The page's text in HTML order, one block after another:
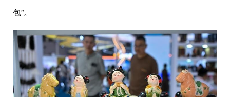
包”。